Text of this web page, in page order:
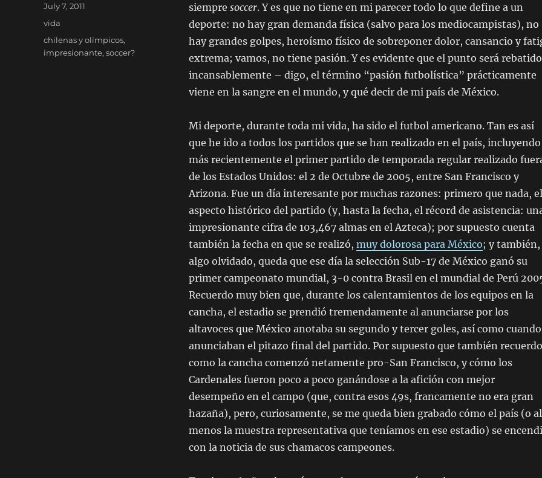
siempre soccer. Y es que no tiene en mi parecer todo lo que define a un
deporte: no hay gran demanda física (salvo para los mediocampistas), no
hay grandes golpes, heroísmo físico de sobreponer dolor, cansancio y
extrema; vamos, no tiene pasión. Y es evidente que el punto será rebatido
incansablemente – digo, el término “pasión futbolística” prácticamente
viene en la sangre en el mundo, y qué decir de mi país de México.
Mi deporte, durante toda mi vida, ha sido el futbol americano. Tan es así
que he ido a todos los partidos que se han realizado en el país, incluyendo
más recientemente el primer partido de temporada regular realizado
de los Estados Unidos: el 2 de Octubre de 2005, entre San Francisco y
Arizona. Fue un día interesante por muchas razones: primero que nada, el
aspecto histórico del partido (y, hasta la fecha, el récord de asistencia:
impresionante cifra de 103,467 almas en el Azteca); por supuesto cuenta
también la fecha en que se realizó, muy dolorosa para México; y también,
algo olvidado, queda que ese día la selección Sub-17 de México ganó su
primer campeonato mundial, 3-0 contra Brasil en el mundial de Perú
Recuerdo muy bien que, durante los calentamientos de los equipos en la
cancha, el estadio se prendió tremendamente al anunciarse por los
altavoces que México anotaba su segundo y tercer goles, así como cuando
anunciaban el pitazo final del partido. Por supuesto que también recuerdo
como la cancha comenzó netamente pro-San Francisco, y cómo los
Cardenales fueron poco a poco ganándose a la afición con mejor
desempeño en el campo (que, contra esos 49s, francamente no era gran
hazaña), pero, curiosamente, se me queda bien grabado cómo el país (o al
menos la muestra representativa que teníamos en ese estadio) se
con la noticia de sus chamacos campeones.
Posted
on
July 7, 2011
Categories
vida
Tags
chilenas y olímpicos,
impresionante, soccer?